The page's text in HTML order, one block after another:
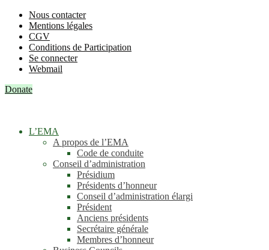
Nous contacter
Mentions légales
CGV
Conditions de Participation
Se connecter
Webmail
Donate
L’EMA
A propos de l’EMA
Code de conduite
Conseil d’administration
Présidium
Présidents d’honneur
Conseil d’administration élargi
Président
Anciens présidents
Secrétaire générale
Membres d’honneur